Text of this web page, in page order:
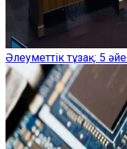
Әлеуметтік тұзақ: 5